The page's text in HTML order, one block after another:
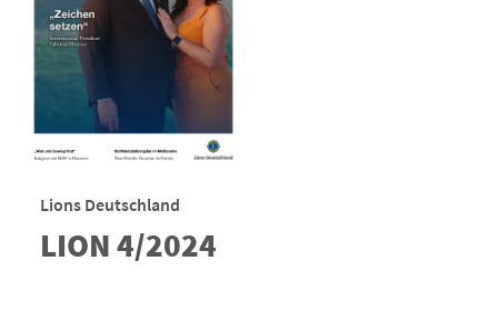
Lions Deutschland
LION 4/2024